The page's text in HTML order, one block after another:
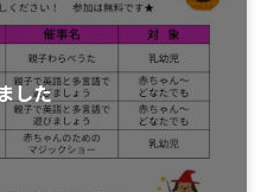
した